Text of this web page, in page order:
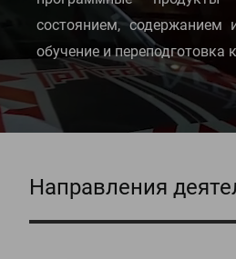
состоянием, содержанием
обучение и переподготовка
Направления